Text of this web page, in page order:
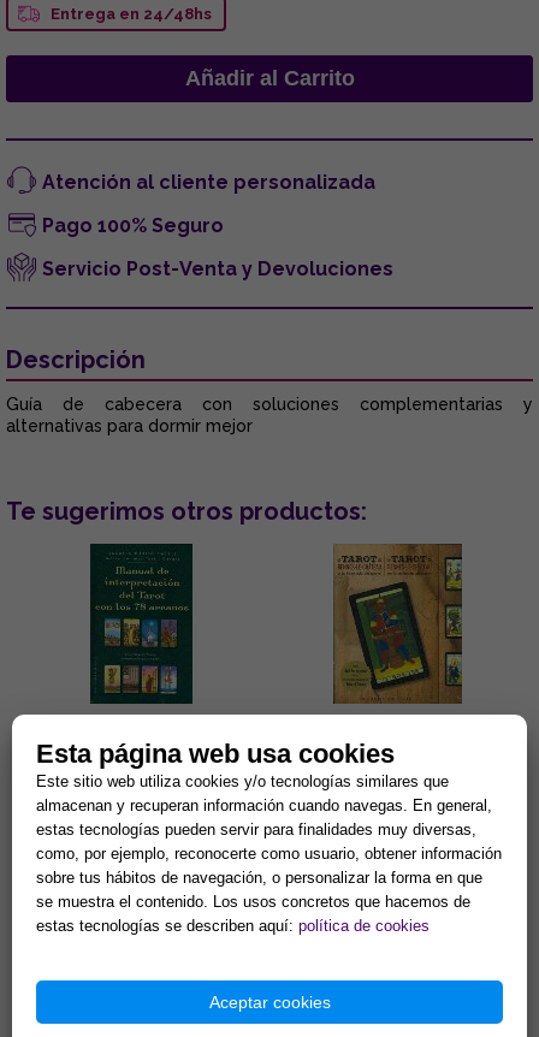
Entrega en 24/48hs
Atención al cliente personalizada
Pago 100% Seguro
Servicio Post-Venta y Devoluciones
Descripción
Guía de cabecera con soluciones complementarias y
alternativas para dormir mejor
Te sugerimos otros productos:
MANUAL DE INTERPRETACIÓN
DEL TAROT CON LOS 78
ARCANOS
Lectura de la boda o
convivencia de la pareja, del
embarazo, de los negocios,
del pleito, de la salud... Éstas...
15,38 €
Comprar
EL TAROT DE RENNES-LE-
CHATEAU (Pack Libro +
Cartas)
Un tarot clásico cargado de
misterio, y es que el conde
Rennes-le-Chateau es uno de
los personajes más controv...
19,18 €
Comprar
Esta página web usa cookies
Este sitio web utiliza cookies y/o tecnologías similares que
almacenan y recuperan información cuando navegas. En general,
estas tecnologías pueden servir para finalidades muy diversas,
como, por ejemplo, reconocerte como usuario, obtener información
sobre tus hábitos de navegación, o personalizar la forma en que
se muestra el contenido. Los usos concretos que hacemos de
estas tecnologías se describen aquí: política de cookies
Aceptar cookies